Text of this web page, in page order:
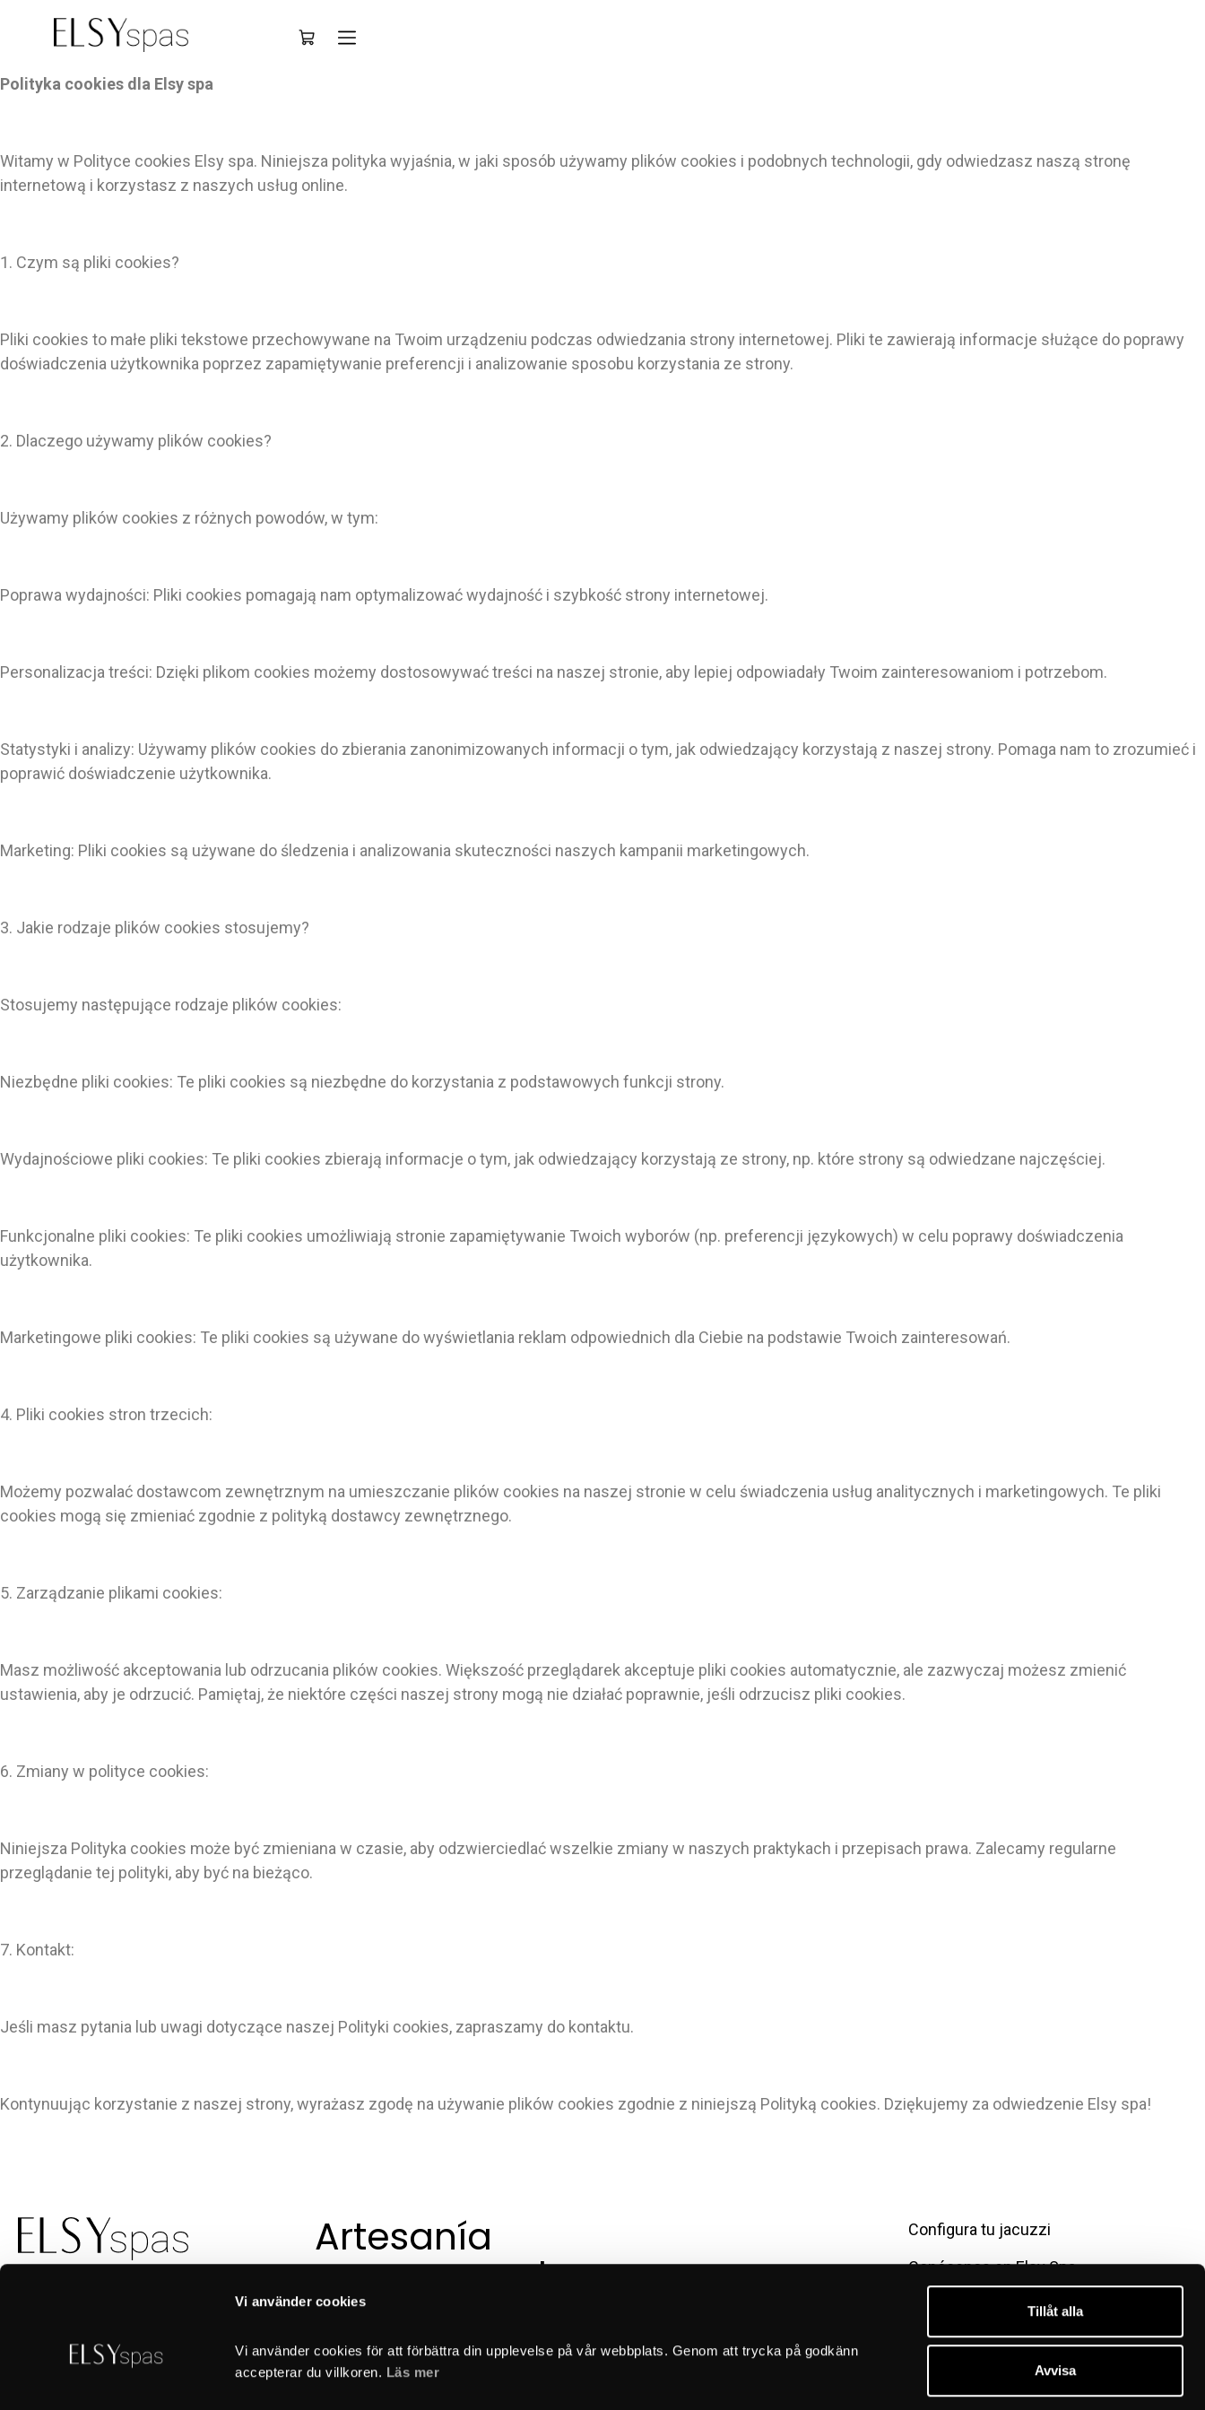
Vi använder cookies
Vi använder cookies för att förbättra din upplevelse på vår webbplats. Genom att trycka på godkänn
accepterar du villkoren. Läs mer
Tillåt alla
Avvisa
Polityka cookies dla Elsy spa
Witamy w Polityce cookies Elsy spa. Niniejsza polityka wyjaśnia, w jaki sposób używamy plików cookies i podobnych technologii, gdy odwiedzasz naszą stronę
internetową i korzystasz z naszych usług online.
1. Czym są pliki cookies?
Pliki cookies to małe pliki tekstowe przechowywane na Twoim urządzeniu podczas odwiedzania strony internetowej. Pliki te zawierają informacje służące do poprawy
doświadczenia użytkownika poprzez zapamiętywanie preferencji i analizowanie sposobu korzystania ze strony.
2. Dlaczego używamy plików cookies?
Używamy plików cookies z różnych powodów, w tym:
Poprawa wydajności: Pliki cookies pomagają nam optymalizować wydajność i szybkość strony internetowej.
Personalizacja treści: Dzięki plikom cookies możemy dostosowywać treści na naszej stronie, aby lepiej odpowiadały Twoim zainteresowaniom i potrzebom.
Statystyki i analizy: Używamy plików cookies do zbierania zanonimizowanych informacji o tym, jak odwiedzający korzystają z naszej strony. Pomaga nam to zrozumieć i
poprawić doświadczenie użytkownika.
Marketing: Pliki cookies są używane do śledzenia i analizowania skuteczności naszych kampanii marketingowych.
3. Jakie rodzaje plików cookies stosujemy?
Stosujemy następujące rodzaje plików cookies:
Niezbędne pliki cookies: Te pliki cookies są niezbędne do korzystania z podstawowych funkcji strony.
Wydajnościowe pliki cookies: Te pliki cookies zbierają informacje o tym, jak odwiedzający korzystają ze strony, np. które strony są odwiedzane najczęściej.
Funkcjonalne pliki cookies: Te pliki cookies umożliwiają stronie zapamiętywanie Twoich wyborów (np. preferencji językowych) w celu poprawy doświadczenia
użytkownika.
Marketingowe pliki cookies: Te pliki cookies są używane do wyświetlania reklam odpowiednich dla Ciebie na podstawie Twoich zainteresowań.
4. Pliki cookies stron trzecich:
Możemy pozwalać dostawcom zewnętrznym na umieszczanie plików cookies na naszej stronie w celu świadczenia usług analitycznych i marketingowych. Te pliki
cookies mogą się zmieniać zgodnie z polityką dostawcy zewnętrznego.
5. Zarządzanie plikami cookies:
Masz możliwość akceptowania lub odrzucania plików cookies. Większość przeglądarek akceptuje pliki cookies automatycznie, ale zazwyczaj możesz zmienić
ustawienia, aby je odrzucić. Pamiętaj, że niektóre części naszej strony mogą nie działać poprawnie, jeśli odrzucisz pliki cookies.
6. Zmiany w polityce cookies:
Niniejsza Polityka cookies może być zmieniana w czasie, aby odzwierciedlać wszelkie zmiany w naszych praktykach i przepisach prawa. Zalecamy regularne
przeglądanie tej polityki, aby być na bieżąco.
7. Kontakt:
Jeśli masz pytania lub uwagi dotyczące naszej Polityki cookies, zapraszamy do kontaktu.
Kontynuując korzystanie z naszej strony, wyrażasz zgodę na używanie plików cookies zgodnie z niniejszą Polityką cookies. Dziękujemy za odwiedzenie Elsy spa!
Artesanía
sueca creada
con esmero
Configura tu jacuzzi
Conócenos en Elsy Spa
Condiciones de compra
Política de privacidad